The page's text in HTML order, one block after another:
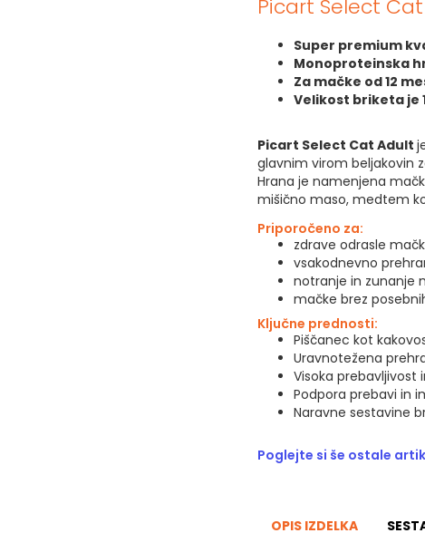
Picart Select
Super premium
Monoproteinska
Za mačke od 12
Velikost briketa je
Picart Select Cat Adult
glavnim virom beljakovin
Hrana je namenjena
mišično maso, medtem
Priporočeno za:
zdrave odrasle
vsakodnevno
notranje in zunanje
mačke brez
Ključne prednosti:
Piščanec kot
Uravnotežena
Visoka prebavljivost
Podpora prebavi in
Naravne sestavine
Poglejte si še ostale
OPIS IZDELKA